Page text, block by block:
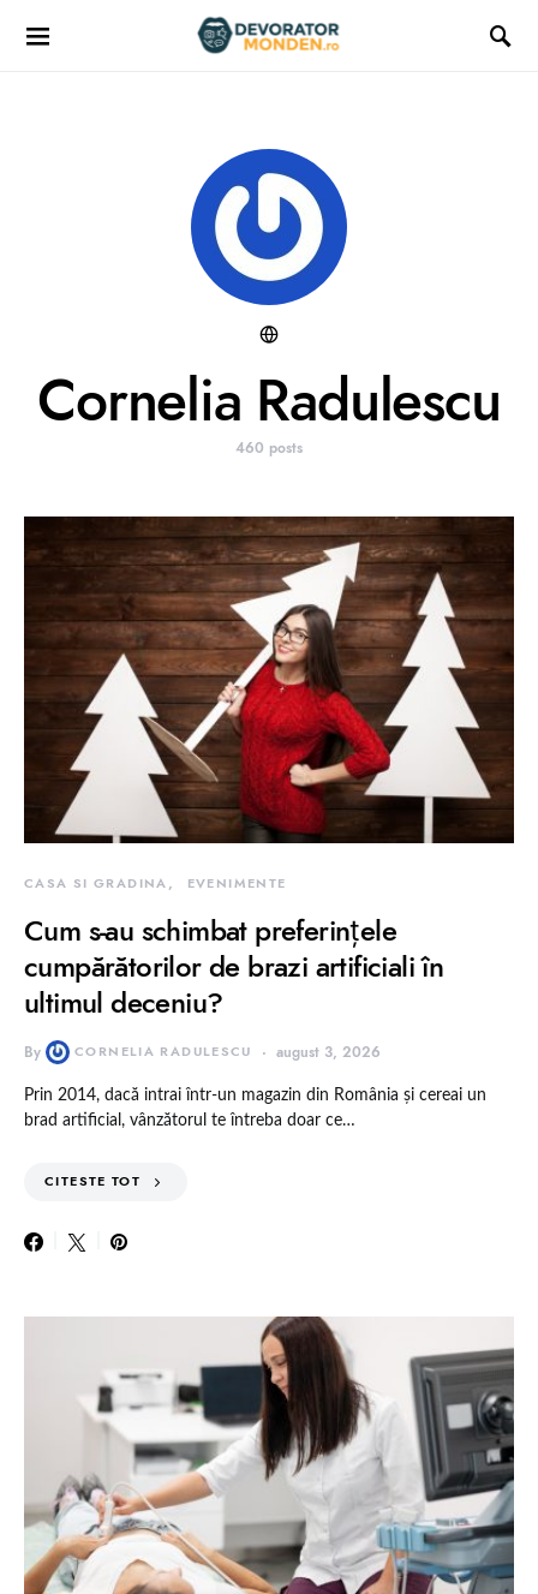
Cornelia Radulescu
460 posts
CASA SI GRADINA EVENIMENTE
Cum s-au schimbat preferințele
cumpărătorilor de brazi artificiali în
ultimul deceniu?
By CORNELIA RADULESCU august 3, 2026
Prin 2014, dacă intrai într-un magazin din România și cereai un
brad artificial, vânzătorul te întreba doar ce…
CITESTE TOT